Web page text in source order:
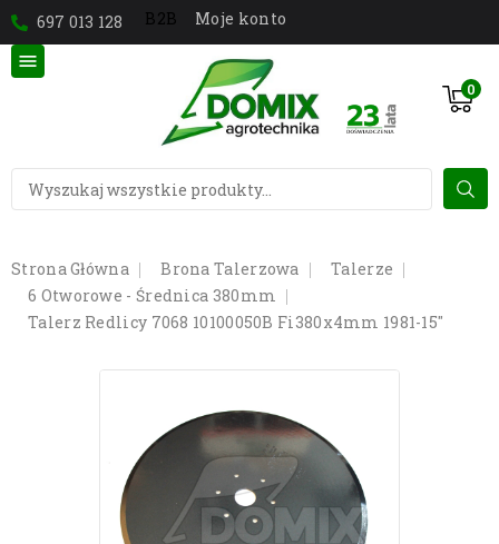
697 013 128 B2B Moje konto
0

Strona Główna Brona Talerzowa
Talerze
6 Otworowe - Średnica 380mm
Talerz Redlicy 7068 10100050B Fi380x4mm 1981-15"